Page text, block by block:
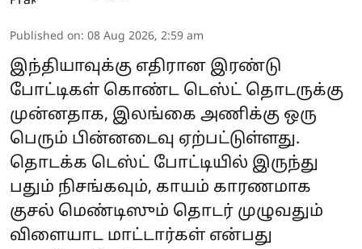
Published on: 08 Aug 2026, 2:59 am
இந்தியாவுக்கு எதிரான இரண்டு
போட்டிகள் கொண்ட டெஸ்ட் தொடருக்கு
முன்னதாக, இலங்கை அணிக்கு ஒரு
பெரும் பின்னடைவு ஏற்பட்டுள்ளது.
தொடக்க டெஸ்ட் போட்டியில் இருந்து
பதும் நிசங்கவும், காயம் காரணமாக
குசல் மெண்டிஸும் தொடர் முழுவதும்
விளையாட மாட்டார்கள் என்பது